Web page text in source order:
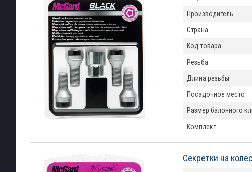
Производитель
Страна
Код товара
Резьба
Длина резьбы
Посадочное место
Размер балонного
Комплект
Секретки на